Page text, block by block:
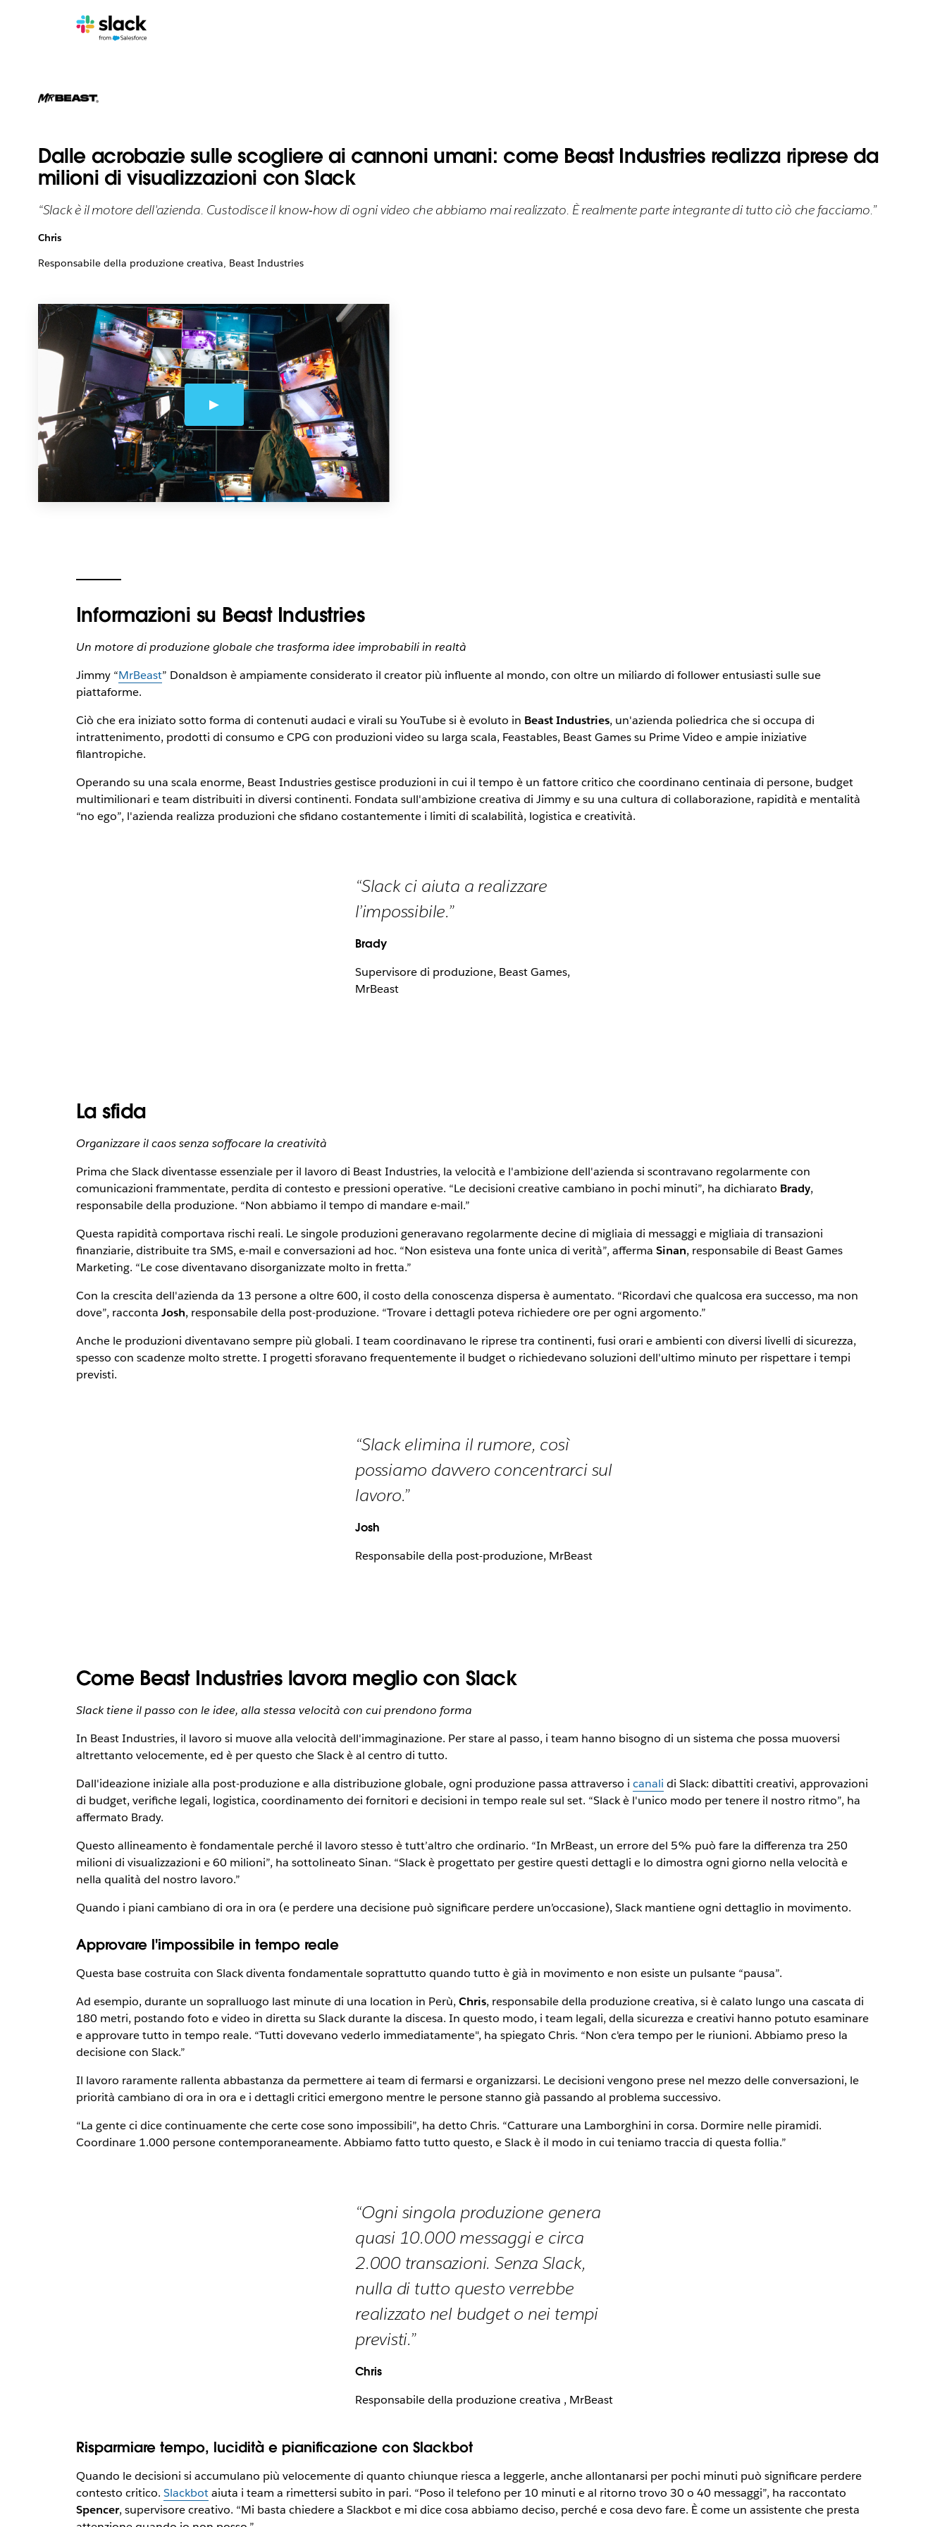
Dalle acrobazie sulle scogliere ai cannoni umani: come Beast Industries realizza riprese da
milioni di visualizzazioni con Slack
“Slack è il motore dell'azienda. Custodisce il know‑how di ogni video che abbiamo mai realizzato. È realmente parte integrante di tutto ciò che facciamo.”
Chris
Responsabile della produzione creativa, Beast Industries
Informazioni su Beast Industries
Un motore di produzione globale che trasforma idee improbabili in realtà
Jimmy “MrBeast” Donaldson è ampiamente considerato il creator più influente al mondo, con oltre un miliardo di follower entusiasti sulle sue
piattaforme.
Ciò che era iniziato sotto forma di contenuti audaci e virali su YouTube si è evoluto in Beast Industries, un'azienda poliedrica che si occupa di
intrattenimento, prodotti di consumo e CPG con produzioni video su larga scala, Feastables, Beast Games su Prime Video e ampie iniziative
filantropiche.
Operando su una scala enorme, Beast Industries gestisce produzioni in cui il tempo è un fattore critico che coordinano centinaia di persone, budget
multimilionari e team distribuiti in diversi continenti. Fondata sull'ambizione creativa di Jimmy e su una cultura di collaborazione, rapidità e mentalità
“no ego”, l'azienda realizza produzioni che sfidano costantemente i limiti di scalabilità, logistica e creatività.
“Slack ci aiuta a realizzare
l’impossibile.”
Brady
Supervisore di produzione, Beast Games,
MrBeast
La sfida
Organizzare il caos senza soffocare la creatività
Prima che Slack diventasse essenziale per il lavoro di Beast Industries, la velocità e l'ambizione dell'azienda si scontravano regolarmente con
comunicazioni frammentate, perdita di contesto e pressioni operative. “Le decisioni creative cambiano in pochi minuti”, ha dichiarato Brady,
responsabile della produzione. “Non abbiamo il tempo di mandare e-mail.”
Questa rapidità comportava rischi reali. Le singole produzioni generavano regolarmente decine di migliaia di messaggi e migliaia di transazioni
finanziarie, distribuite tra SMS, e-mail e conversazioni ad hoc. “Non esisteva una fonte unica di verità”, afferma Sinan, responsabile di Beast Games
Marketing. “Le cose diventavano disorganizzate molto in fretta.”
Con la crescita dell'azienda da 13 persone a oltre 600, il costo della conoscenza dispersa è aumentato. “Ricordavi che qualcosa era successo, ma non
dove”, racconta Josh, responsabile della post-produzione. “Trovare i dettagli poteva richiedere ore per ogni argomento.”
Anche le produzioni diventavano sempre più globali. I team coordinavano le riprese tra continenti, fusi orari e ambienti con diversi livelli di sicurezza,
spesso con scadenze molto strette. I progetti sforavano frequentemente il budget o richiedevano soluzioni dell'ultimo minuto per rispettare i tempi
previsti.
“Slack elimina il rumore, così
possiamo davvero concentrarci sul
lavoro.”
Josh
Responsabile della post-produzione, MrBeast
Come Beast Industries lavora meglio con Slack
Slack tiene il passo con le idee, alla stessa velocità con cui prendono forma
In Beast Industries, il lavoro si muove alla velocità dell'immaginazione. Per stare al passo, i team hanno bisogno di un sistema che possa muoversi
altrettanto velocemente, ed è per questo che Slack è al centro di tutto.
Dall'ideazione iniziale alla post-produzione e alla distribuzione globale, ogni produzione passa attraverso i canali di Slack: dibattiti creativi, approvazioni
di budget, verifiche legali, logistica, coordinamento dei fornitori e decisioni in tempo reale sul set. “Slack è l'unico modo per tenere il nostro ritmo”, ha
affermato Brady.
Questo allineamento è fondamentale perché il lavoro stesso è tutt’altro che ordinario. “In MrBeast, un errore del 5% può fare la differenza tra 250
milioni di visualizzazioni e 60 milioni”, ha sottolineato Sinan. “Slack è progettato per gestire questi dettagli e lo dimostra ogni giorno nella velocità e
nella qualità del nostro lavoro.”
Quando i piani cambiano di ora in ora (e perdere una decisione può significare perdere un’occasione), Slack mantiene ogni dettaglio in movimento.
Approvare l'impossibile in tempo reale
Questa base costruita con Slack diventa fondamentale soprattutto quando tutto è già in movimento e non esiste un pulsante “pausa”.
Ad esempio, durante un sopralluogo last minute di una location in Perù, Chris, responsabile della produzione creativa, si è calato lungo una cascata di
180 metri, postando foto e video in diretta su Slack durante la discesa. In questo modo, i team legali, della sicurezza e creativi hanno potuto esaminare
e approvare tutto in tempo reale. “Tutti dovevano vederlo immediatamente", ha spiegato Chris. “Non c'era tempo per le riunioni. Abbiamo preso la
decisione con Slack.”
Il lavoro raramente rallenta abbastanza da permettere ai team di fermarsi e organizzarsi. Le decisioni vengono prese nel mezzo delle conversazioni, le
priorità cambiano di ora in ora e i dettagli critici emergono mentre le persone stanno già passando al problema successivo.
“La gente ci dice continuamente che certe cose sono impossibili”, ha detto Chris. “Catturare una Lamborghini in corsa. Dormire nelle piramidi.
Coordinare 1.000 persone contemporaneamente. Abbiamo fatto tutto questo, e Slack è il modo in cui teniamo traccia di questa follia.”
“Ogni singola produzione genera
quasi 10.000 messaggi e circa
2.000 transazioni. Senza Slack,
nulla di tutto questo verrebbe
realizzato nel budget o nei tempi
previsti.”
Chris
Responsabile della produzione creativa , MrBeast
Risparmiare tempo, lucidità e pianificazione con Slackbot
Quando le decisioni si accumulano più velocemente di quanto chiunque riesca a leggerle, anche allontanarsi per pochi minuti può significare perdere
contesto critico. Slackbotaiuta i team a rimettersi subito in pari. “Poso il telefono per 10 minuti e al ritorno trovo 30 o 40 messaggi”, ha raccontato
Spencer, supervisore creativo. “Mi basta chiedere a Slackbot e mi dice cosa abbiamo deciso, perché e cosa devo fare. È come un assistente che presta